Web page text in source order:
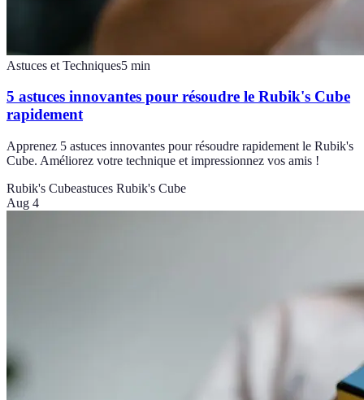
Astuces et Techniques5 min
5 astuces innovantes pour résoudre le Rubik's Cube
rapidement
Apprenez 5 astuces innovantes pour résoudre rapidement le Rubik's
Cube. Améliorez votre technique et impressionnez vos amis !
Rubik's Cubeastuces Rubik's Cube
Aug 4